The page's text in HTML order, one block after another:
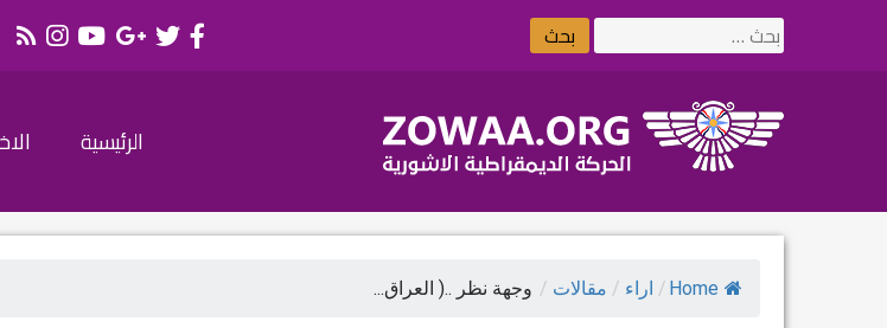
البحث
عن:
الرئيسية
Home
/ اراء / مقالات / وجهة نظر ..( العراق...